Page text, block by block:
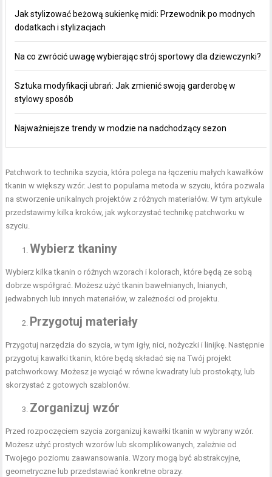
Jak stylizować beżową sukienkę midi: Przewodnik po modnych
dodatkach i stylizacjach
Na co zwrócić uwagę wybierając strój sportowy dla dziewczynki?
Sztuka modyfikacji ubrań: Jak zmienić swoją garderobę w
stylowy sposób
Najważniejsze trendy w modzie na nadchodzący sezon
Patchwork to technika szycia, która polega na łączeniu małych kawałków
tkanin w większy wzór. Jest to popularna metoda w szyciu, która pozwala
na stworzenie unikalnych projektów z różnych materiałów. W tym artykule
przedstawimy kilka kroków, jak wykorzystać technikę patchworku w
szyciu.
Wybierz tkaniny
Wybierz kilka tkanin o różnych wzorach i kolorach, które będą ze sobą
dobrze współgrać. Możesz użyć tkanin bawełnianych, lnianych,
jedwabnych lub innych materiałów, w zależności od projektu.
Przygotuj materiały
Przygotuj narzędzia do szycia, w tym igły, nici, nożyczki i linijkę. Następnie
przygotuj kawałki tkanin, które będą składać się na Twój projekt
patchworkowy. Możesz je wyciąć w równe kwadraty lub prostokąty, lub
skorzystać z gotowych szablonów.
Zorganizuj wzór
Przed rozpoczęciem szycia zorganizuj kawałki tkanin w wybrany wzór.
Możesz użyć prostych wzorów lub skomplikowanych, zależnie od
Twojego poziomu zaawansowania. Wzory mogą być abstrakcyjne,
geometryczne lub przedstawiać konkretne obrazy.